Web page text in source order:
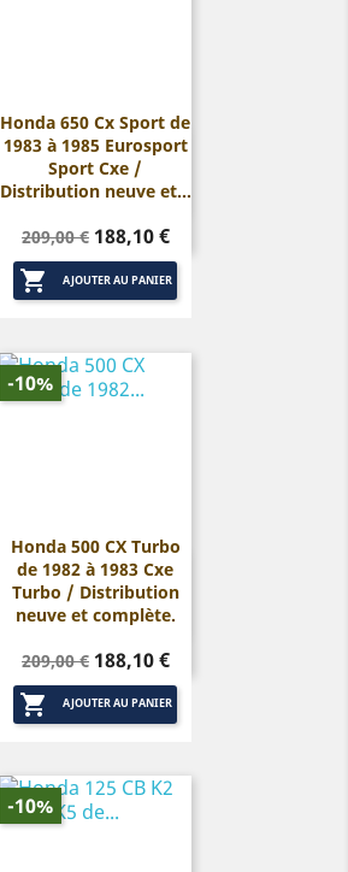
Honda 650 Cx Sport de
1983 à 1985 Eurosport
Sport Cxe /
Distribution neuve et...
Prix
de
base
209,00 € Prix
188,10 €
 AJOUTER AU PANIER
Aperçu rapide
Honda 500 CX Turbo
de 1982 à 1983 Cxe
Turbo / Distribution
neuve et complète.
Prix
de
base
209,00 € Prix
188,10 €
 AJOUTER AU PANIER
-10%
Aperçu rapide
-10%